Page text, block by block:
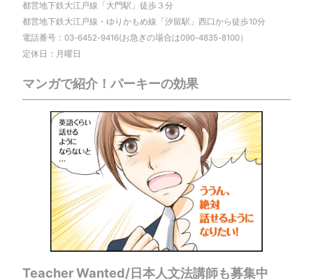
都営地下鉄大江戸線「大門駅」徒歩３分
都営地下鉄大江戸線・ゆりかもめ線「汐留駅」西口から徒歩10分
電話番号：03-6452-9416(お急ぎの場合は090-4835-8100）
定休日：月曜日
マンガで紹介！パーキーの効果
Teacher Wanted/日本人文法講師も募集中